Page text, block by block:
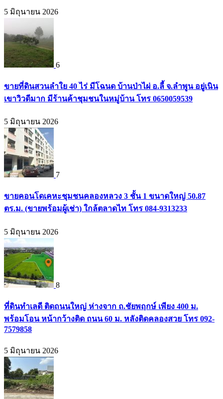
5 มิถุนายน 2026
6
ขายที่ดินสวนลำใย 40 ไร่ มีโฉนด บ้านป่าไผ่ อ.ลี้ จ.ลำพูน อยู่เนิน
เขาวิวดีมาก มีร้านค้าชุมชนในหมู่บ้าน โทร 0650059539
5 มิถุนายน 2026
7
ขายคอนโดเคหะชุมชนคลองหลวง 3 ชั้น 1 ขนาดใหญ่ 50.87
ตร.ม. (ขายพร้อมผู้เช่า) ใกล้ตลาดไท โทร 084-9313233
5 มิถุนายน 2026
8
ที่ดินทำเลดี ติดถนนใหญ่ ห่างจาก ถ.ชัยพฤกษ์ เพียง 400 ม.
พร้อมโอน หน้ากว้างติด ถนน 60 ม. หลังติดคลองสวย โทร 092-
7579858
5 มิถุนายน 2026